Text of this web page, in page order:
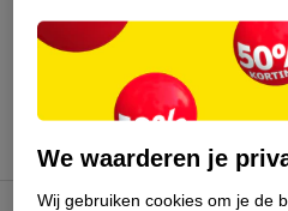
augustus 2026.
We waarderen je
Wij gebruiken cookies om je de